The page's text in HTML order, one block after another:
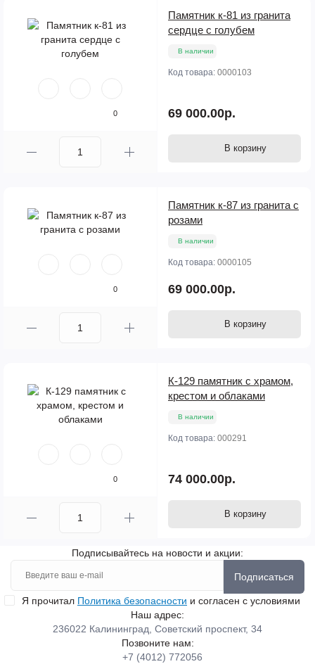
0
Памятник к-81 из гранита
сердце с голубем
В наличии
Код товара: 0000103
69 000.00р.
В корзину
0
Памятник к-87 из гранита с
розами
В наличии
Код товара: 0000105
69 000.00р.
В корзину
0
К-129 памятник с храмом,
крестом и облаками
В наличии
Код товара: 000291
74 000.00р.
В корзину
Подписывайтесь на новости и акции:
Подписаться
Я прочитал Политика безопасности и согласен с условиями
Наш адрес:
236022 Калининград, Советский проспект, 34
Позвоните нам:
+7 (4012) 772056